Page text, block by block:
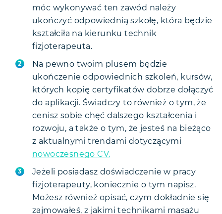
móc wykonywać ten zawód należy
ukończyć odpowiednią szkołę, która będzie
kształciła na kierunku technik
fizjoterapeuta.
Na pewno twoim plusem będzie
ukończenie odpowiednich szkoleń, kursów,
których kopię certyfikatów dobrze dołączyć
do aplikacji. Świadczy to również o tym, że
cenisz sobie chęć dalszego kształcenia i
rozwoju, a także o tym, że jesteś na bieżąco
z aktualnymi trendami dotyczącymi
nowoczesnego CV.
Jeżeli posiadasz doświadczenie w pracy
fizjoterapeuty, koniecznie o tym napisz.
Możesz również opisać, czym dokładnie się
zajmowałeś, z jakimi technikami masażu